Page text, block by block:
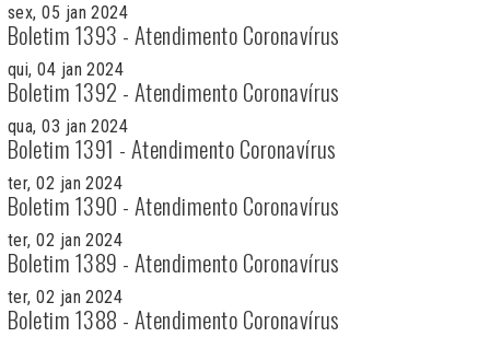
sex, 05 jan 2024
Boletim 1393 - Atendimento Coronavírus
qui, 04 jan 2024
Boletim 1392 - Atendimento Coronavírus
qua, 03 jan 2024
Boletim 1391 - Atendimento Coronavírus
ter, 02 jan 2024
Boletim 1390 - Atendimento Coronavírus
ter, 02 jan 2024
Boletim 1389 - Atendimento Coronavírus
ter, 02 jan 2024
Boletim 1388 - Atendimento Coronavírus